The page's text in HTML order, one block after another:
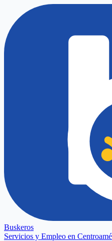
Buskeros
Servicios y Empleo en